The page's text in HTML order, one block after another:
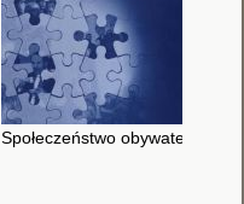
Społeczeństwo obywatelskie